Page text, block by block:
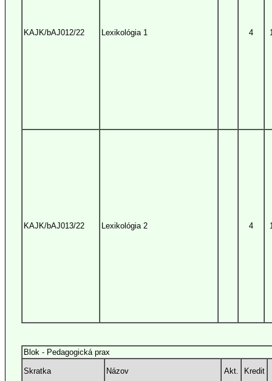
KAJK/bAJ012/22 Lexikológia 1 4
KAJK/bAJ013/22 Lexikológia 2 4
Blok - Pedagogická prax
Skratka Názov Akt. Kredit